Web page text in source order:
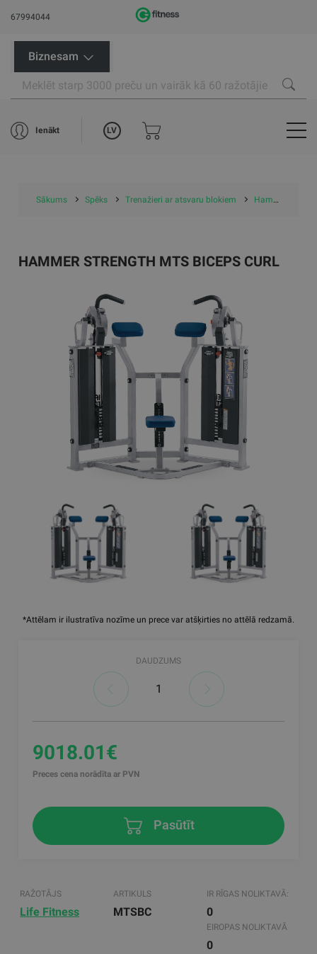
67994044
Biznesam
Ienākt LV
Sākums Spēks Trenažieri ar atsvaru blokiem Hammer Strength MTS Biceps Curl
*Attēlam ir ilustratīva nozīme un prece var atšķirties no attēlā redzamā.
HAMMER STRENGTH MTS BICEPS CURL
DAUDZUMS
9018.01€
Preces cena norādīta ar PVN
Pasūtīt
RAŽOTĀJS
Life Fitness
ARTIKULS
MTSBC
IR RĪGAS NOLIKTAVĀ:
0
EIROPAS NOLIKTAVĀ
0